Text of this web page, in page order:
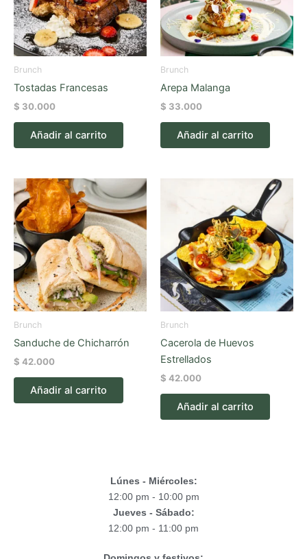
Brunch
Tostadas Francesas
$ 30.000
Añadir al carrito
Brunch
Arepa Malanga
$ 33.000
Añadir al carrito
Brunch
Sanduche de Chicharrón
$ 42.000
Añadir al carrito
Brunch
Cacerola de Huevos
Estrellados
$ 42.000
Añadir al carrito
Lúnes - Miércoles:
12:00 pm - 10:00 pm
Jueves - Sábado:
12:00 pm - 11:00 pm